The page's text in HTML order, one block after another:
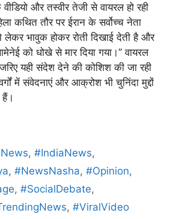
और तस्वीर तेजी से वायरल हो रही
कथित तौर पर ईरान के सर्वोच्च नेता
लेकर भावुक होकर रोती दिखाई देती है और
को धोखे से मार दिया गया।” वायरल
यही संदेश देने की कोशिश की जा रही
में संवेदनाएं और आक्रोश भी चुनिंदा मुद्दों
हैं।
,#IndiaNews,
, #NewsNasha, #Opinion,
, #SocialDebate,
, #ViralVideo